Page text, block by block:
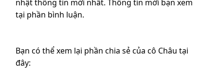
nhật thông tin mới nhất. Thông tin mời bạn xem
tại phần bình luận.
Bạn có thể xem lại phần chia sẻ của cô Châu tại
đây: